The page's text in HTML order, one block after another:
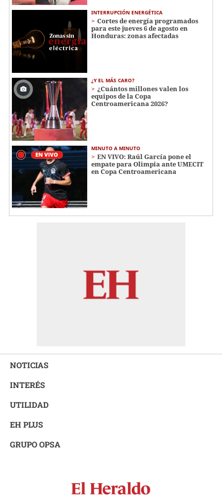
INTERRUPCIÓN ENERGÉTICA
Cortes de energía programados
para este jueves 6 de agosto en
Honduras: zonas afectadas
¿Y EL MÁS CARO?
¿Cuántos millones valen los
equipos de la Copa
Centroamericana 2026?
MINUTO A MINUTO
EN VIVO: Raúl García pone el
empate para Olimpia ante UMECIT
en Copa Centroamericana
NOTICIAS
INTERÉS
UTILIDAD
EH PLUS
GRUPO OPSA